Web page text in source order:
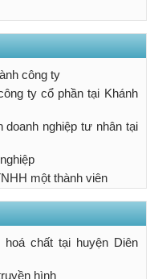
công ty
ty cổ phần tại Khánh
nghiệp tư nhân tại
một thành viên
chất tại huyện Diên
hình